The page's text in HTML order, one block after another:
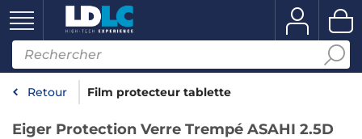
Retour Film protecteur tablette
Eiger Protection Verre Trempé ASAHI 2.5D